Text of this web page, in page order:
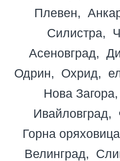
Плевен
Силистра
Асеновград
Одрин
Охрид
Нова Загора
Ивайловград
Горна оряховица
Велинград